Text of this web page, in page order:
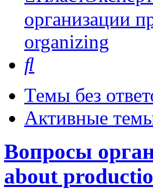
организации
organizing
Темы без
Активные
Вопросы
about